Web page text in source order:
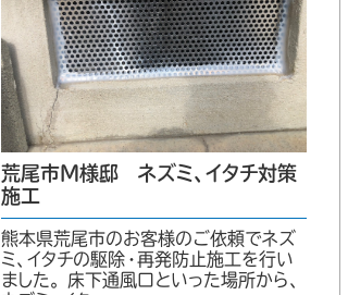
荒尾市M様邸 ネズミ、イタチ対策
施工
熊本県荒尾市のお客様のご依頼でネズ
ミ、イタチの駆除・再発防止施工を行い
ました。 床下通風口といった場所から、